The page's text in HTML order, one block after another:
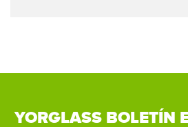
YORGLASS BOLETÍN